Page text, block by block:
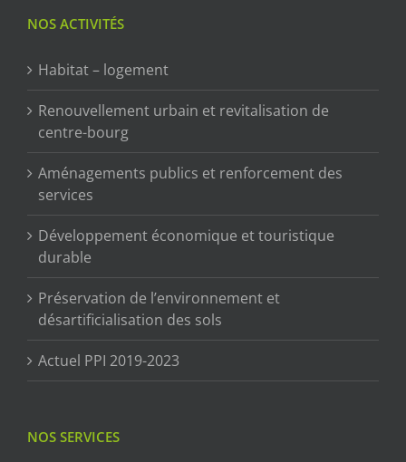
NOS ACTIVITÉS
Habitat – logement
Renouvellement urbain et revitalisation de
centre-bourg
Aménagements publics et renforcement des
services
Développement économique et touristique
durable
Préservation de l’environnement et
désartificialisation des sols
Actuel PPI 2019-2023
NOS SERVICES